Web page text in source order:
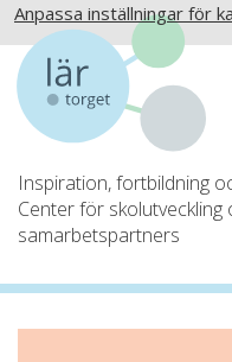
Anpassa inställningar för
Inspiration, fortbildning
Center för skolutveckling
samarbetspartners